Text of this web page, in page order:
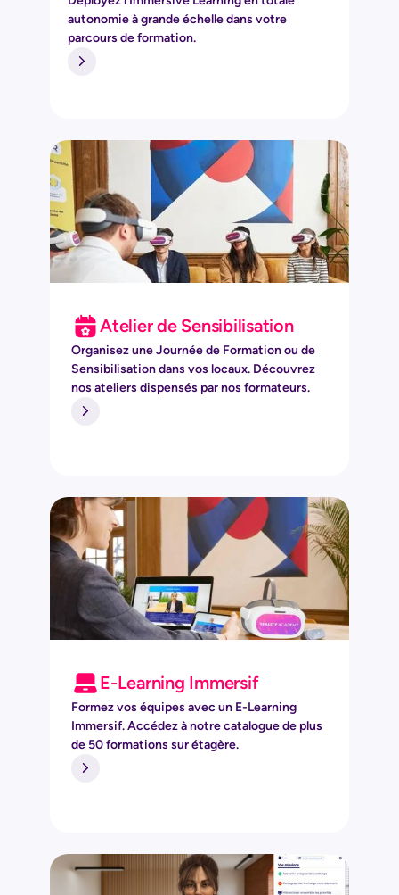
autonomie à grande échelle dans votre
parcours de formation.
Atelier de Sensibilisation
Organisez une Journée de Formation ou de
Sensibilisation dans vos locaux. Découvrez
nos ateliers dispensés par nos formateurs.
E-Learning Immersif
Formez vos équipes avec un E-Learning
Immersif. Accédez à notre catalogue de plus
de 50 formations sur étagère.